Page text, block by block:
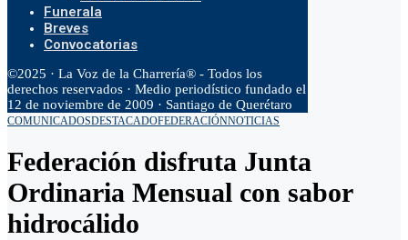
Funerala
Breves
Convocatorias
©2025 · La Voz de la Charrería® - Todos los
derechos reservados · Medio periodístico fundado el
12 de noviembre de 2009 · Santiago de Querétaro
COMUNICADOSDESTACADOFEDERACIÓNNOTICIAS
Federación disfruta Junta
Ordinaria Mensual con sabor
hidrocálido